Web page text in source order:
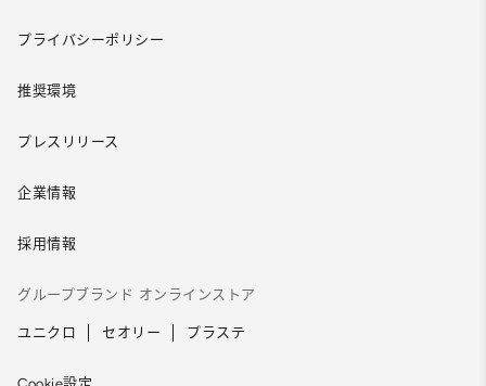
プライバシーポリシー
推奨環境
プレスリリース
企業情報
採用情報
グループブランド オンラインストア
ユニクロ セオリー プラステ